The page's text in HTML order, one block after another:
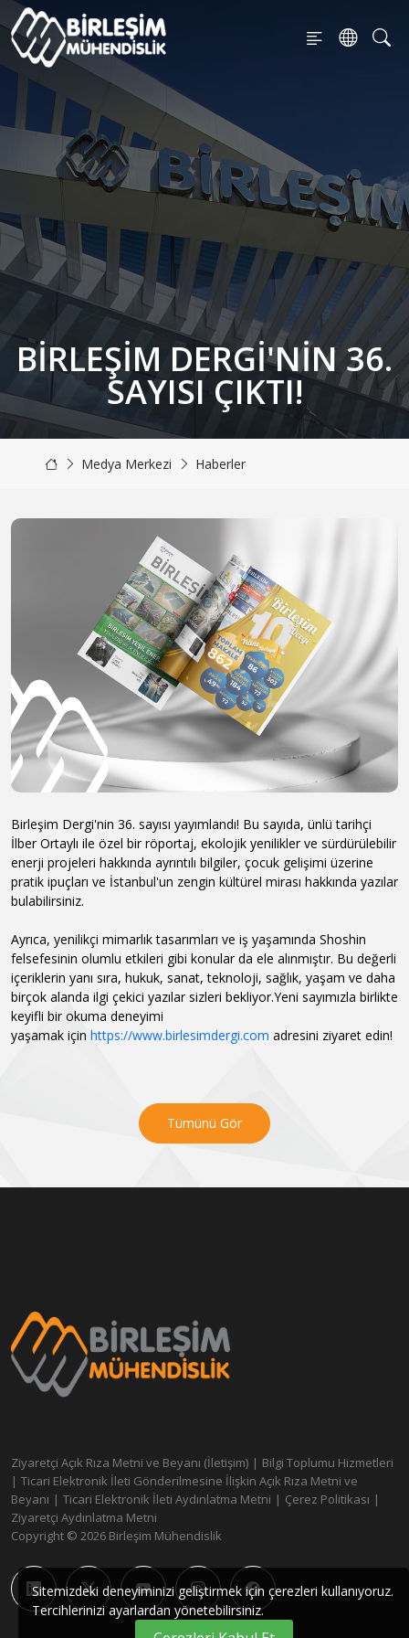
BIRLEŞIM DERGI'NIN 36.
SAYISI ÇIKTI!
Medya Merkezi Haberler
Birleşim Dergi'nin 36. sayısı yayımlandı! Bu sayıda, ünlü tarihçi
İlber Ortaylı ile özel bir röportaj, ekolojik yenilikler ve sürdürülebilir
enerji projeleri hakkında ayrıntılı bilgiler, çocuk gelişimi üzerine
pratik ipuçları ve İstanbul'un zengin kültürel mirası hakkında yazılar
bulabilirsiniz.
Ayrıca, yenilikçi mimarlık tasarımları ve iş yaşamında Shoshin
felsefesinin olumlu etkileri gibi konular da ele alınmıştır. Bu değerli
içeriklerin yanı sıra, hukuk, sanat, teknoloji, sağlık, yaşam ve daha
birçok alanda ilgi çekici yazılar sizleri bekliyor.Yeni sayımızla birlikte
keyifli bir okuma deneyimi
yaşamak için https://www.birlesimdergi.com adresini ziyaret edin!
Tümünü Gör
Ziyaretçi Açık Rıza Metni ve Beyanı (İletişim) | Bilgi Toplumu Hizmetleri
| Ticari Elektronik İleti Gönderilmesine İlişkin Açık Rıza Metni ve
Beyanı | Ticari Elektronik İleti Aydınlatma Metni | Çerez Politikası |
Ziyaretçi Aydınlatma Metni
Copyright © 2026 Birleşim Mühendislik
Sitemizdeki deneyiminizi geliştirmek için çerezleri kullanıyoruz.
Tercihlerinizi ayarlardan yönetebilirsiniz.